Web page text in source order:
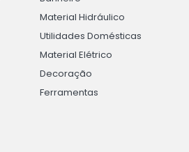
Material Hidráulico
Utilidades Domésticas
Material Elétrico
Decoração
Ferramentas